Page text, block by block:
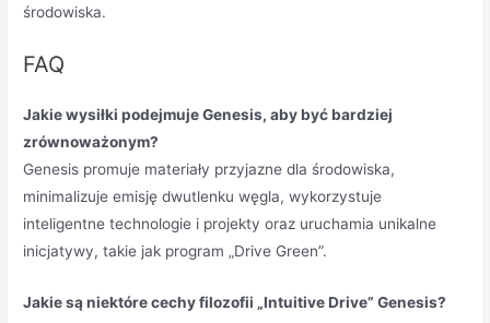
środowiska.
FAQ
Jakie wysiłki podejmuje Genesis, aby być bardziej
zrównoważonym?
Genesis promuje materiały przyjazne dla środowiska,
minimalizuje emisję dwutlenku węgla, wykorzystuje
inteligentne technologie i projekty oraz uruchamia unikalne
inicjatywy, takie jak program „Drive Green”.
Jakie są niektóre cechy filozofii „Intuitive Drive” Genesis?